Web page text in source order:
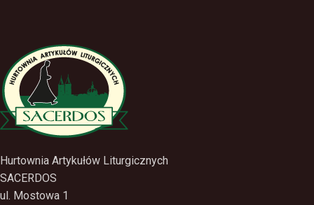
Hurtownia Artykułów Liturgicznych
SACERDOS
ul. Mostowa 1